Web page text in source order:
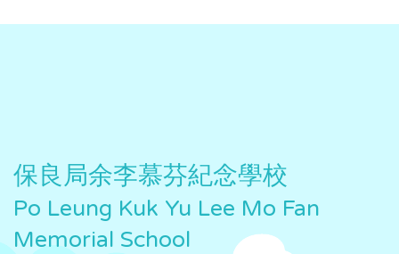
保良局余李慕芬紀念學校
Po Leung Kuk Yu Lee Mo Fan
Memorial School